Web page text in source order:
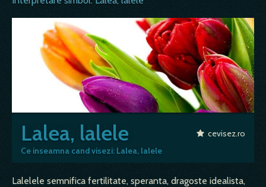
Lalea, lalele
Ce inseamna cand visezi: Lalea, lalele
cevisez.ro
Lalelele semnifica fertilitate, speranta, dragoste idealista,